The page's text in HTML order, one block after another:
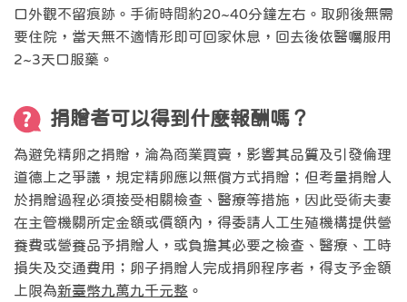
口外觀不留痕跡。手術時間約20~40分鐘左右。取卵後無需
要住院，當天無不適情形即可回家休息，回去後依醫囑服用
2~3天口服藥。
捐贈者可以得到什麼報酬嗎？
為避免精卵之捐贈，淪為商業買賣，影響其品質及引發倫理
道德上之爭議，規定精卵應以無償方式捐贈；但考量捐贈人
於捐贈過程必須接受相關檢查、醫療等措施，因此受術夫妻
在主管機關所定金額或價額內，得委請人工生殖機構提供營
養費或營養品予捐贈人，或負擔其必要之檢查、醫療、工時
損失及交通費用；卵子捐贈人完成捐卵程序者，得支予金額
上限為新臺幣九萬九千元整 。